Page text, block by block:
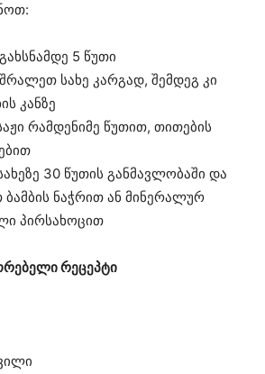
5 წუთი
სახე კარგად, შემდეგ კი
კანზე
რამდენიმე წუთით, თითების
30 წუთის განმავლობაში და
ნაჭრით ან მინერალურ
პირსახოცით
რეცეპტი